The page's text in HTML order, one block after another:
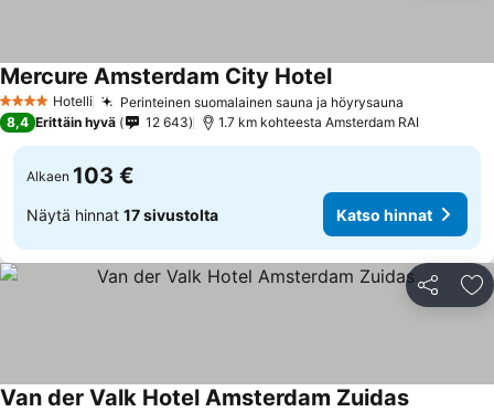
4 Tähtiluokitus
Hotelli Perinteinen suomalainen sauna ja höyrysauna
Mercure Amsterdam City Hotel
8,4 Erittäin hyvä 12 643 1.7 km kohteesta Amsterdam RAI
Alkaen 103 €
Näytä hinnat 17 sivustolta Katso hinnat
Jaa
Van der Valk Hotel Amsterdam Zuidas